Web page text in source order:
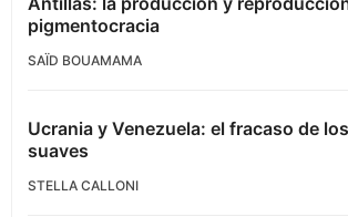
pigmentocracia
SAÏD BOUAMAMA
Ucrania y Venezuela: el fracaso de
suaves
STELLA CALLONI